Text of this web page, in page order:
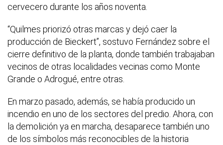
cervecero durante los años noventa.
“Quilmes priorizó otras marcas y dejó caer la
producción de Bieckert”, sostuvo Fernández sobre el
cierre definitivo de la planta, donde también trabajaban
vecinos de otras localidades vecinas como Monte
Grande o Adrogué, entre otras.
En marzo pasado, además, se había producido un
incendio en uno de los sectores del predio. Ahora, con
la demolición ya en marcha, desaparece también uno
de los símbolos más reconocibles de la historia